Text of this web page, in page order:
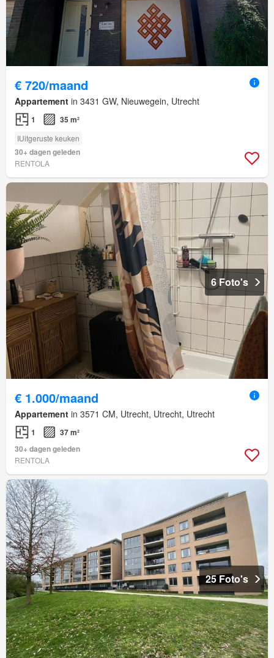
€ 720/maand
Appartement in 3431 GW, Nieuwegein, Utrecht
1 35 m²
IUitgeruste keuken
30+ dagen geleden
RENTOLA
6 Foto's
€ 1.000/maand
Appartement in 3571 CM, Utrecht, Utrecht, Utrecht
1
37 m²
30+ dagen geleden
RENTOLA
25 Foto's